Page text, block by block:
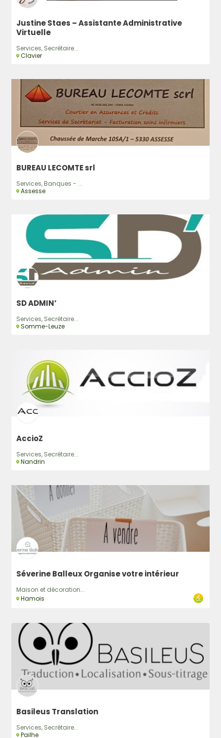
Justine Staes – Assistante Administrative
Virtuelle
Services, Secrétaire...
Clavier
BUREAU LECOMTE srl
Services, Banques - ...
Assesse
SD ADMIN’
Services, Secrétaire...
Somme-Leuze
AccioZ
Services, Secrétaire...
Nandrin
Séverine Balleux Organise votre intérieur
Maison et décoration...
Hamois
Basileus Translation
Services, Secrétaire...
Pailhe